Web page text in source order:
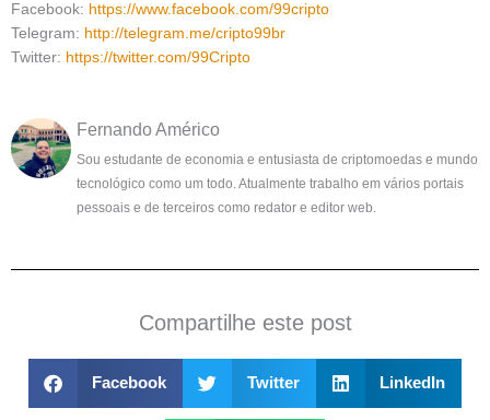
Facebook: https://www.facebook.com/99cripto
Telegram: http://telegram.me/cripto99br
Twitter: https://twitter.com/99Cripto
Fernando Américo
Sou estudante de economia e entusiasta de criptomoedas e mundo
tecnológico como um todo. Atualmente trabalho em vários portais
pessoais e de terceiros como redator e editor web.
Compartilhe este post
Facebook Twitter LinkedIn